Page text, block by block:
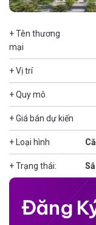
+ Tên thương
mại
+ Vị trí
+ Quy mô
+ Giá bán dự kiến
+ Loại hình
+ Trạng thái:
Đăng